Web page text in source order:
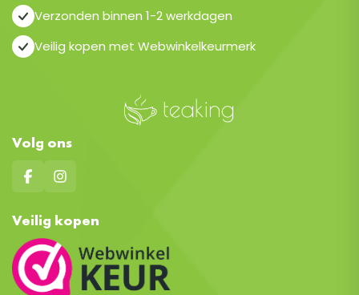
Verzonden binnen 1-2 werkdagen
Veilig kopen met Webwinkelkeurmerk
Volg ons
Veilig kopen